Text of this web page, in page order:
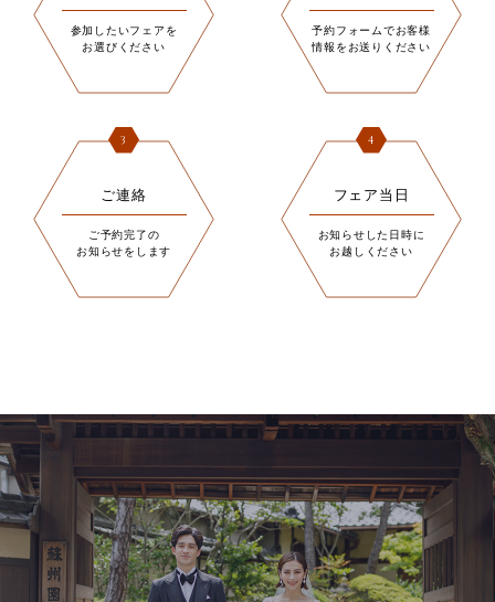
参加したいフェアを
お選びください
予約フォームでお客様
情報をお送りください
3
ご連絡
ご予約完了の
お知らせをします
4
フェア当日
お知らせした日時に
お越しください